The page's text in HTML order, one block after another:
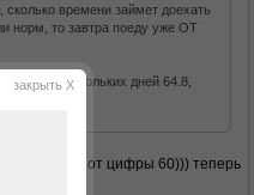
времени займет доехать
норм, то завтра поеду уже ОТ
После нескольких дней 64.8,
от цифры 60))) теперь
закрыть X